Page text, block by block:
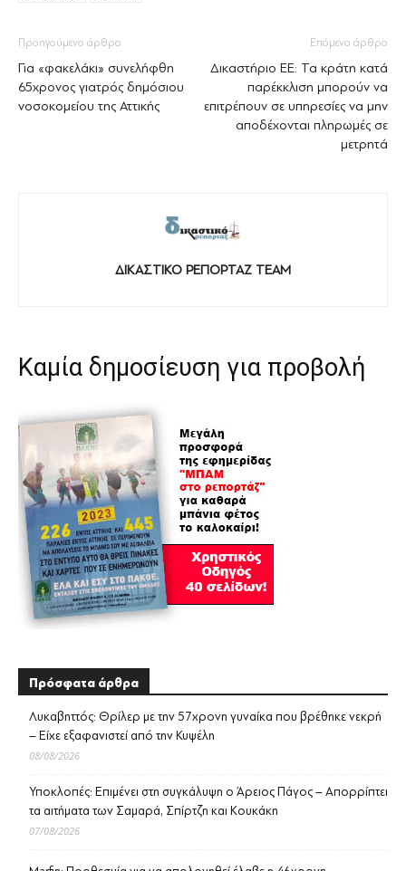
Προηγούμενο άρθρο
Για «φακελάκι» συνελήφθη
65χρονος γιατρός δημόσιου
νοσοκομείου της Αττικής
Επόμενο άρθρο
Δικαστήριο ΕΕ: Τα κράτη κατά
παρέκκλιση μπορούν να
επιτρέπουν σε υπηρεσίες να μην
αποδέχονται πληρωμές σε
μετρητά
ΔΙΚΑΣΤΙΚΟ ΡΕΠΟΡΤΑΖ TEAM
Καμία δημοσίευση για προβολή
Πρόσφατα άρθρα
Λυκαβηττός: Θρίλερ με την 57χρονη γυναίκα που βρέθηκε νεκρή
– Είχε εξαφανιστεί από την Κυψέλη
08/08/2026
Υποκλοπές: Επιμένει στη συγκάλυψη ο Άρειος Πάγος – Απορρίπτει
τα αιτήματα των Σαμαρά, Σπίρτζη και Κουκάκη
07/08/2026